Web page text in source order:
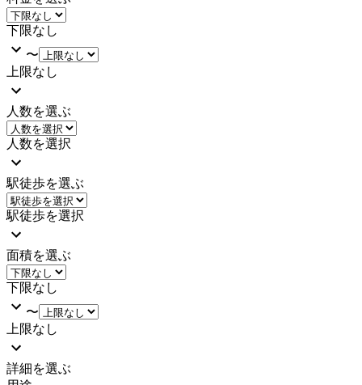
下限なし
〜
上限なし
人数を選ぶ
人数を選択
駅徒歩を選ぶ
駅徒歩を選択
面積を選ぶ
下限なし
〜
上限なし
詳細を選ぶ